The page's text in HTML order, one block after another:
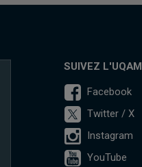
SUIVEZ L'UQAM
Facebook
Twitter / X
Instagram
YouTube